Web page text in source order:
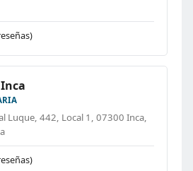
Luque, 442, Local 1, 07300 Inca,